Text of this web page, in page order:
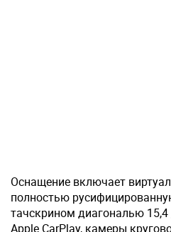
Оснащение включает
полностью
тачскрином диагональю
Apple CarPlay, камеры